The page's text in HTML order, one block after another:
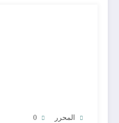
المحرر 0